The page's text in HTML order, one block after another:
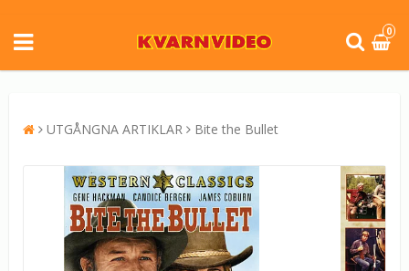
0
UTGÅNGNA ARTIKLAR Bite the Bullet